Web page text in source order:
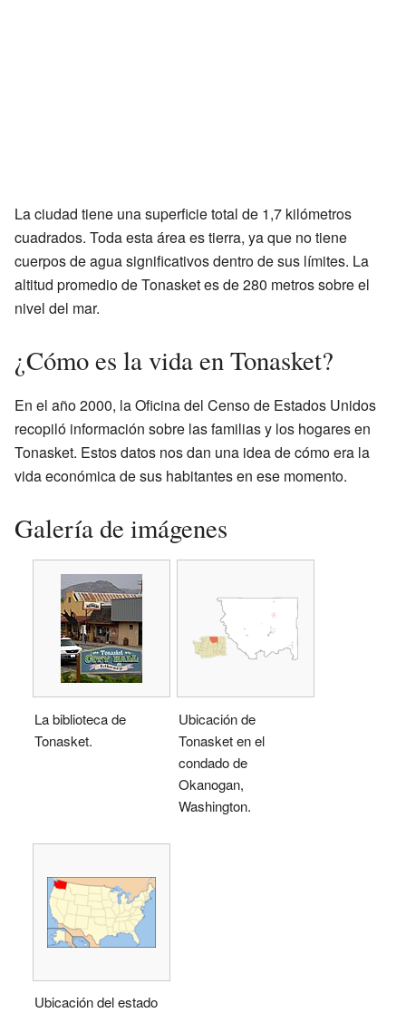
La ciudad tiene una superficie total de 1,7 kilómetros
cuadrados. Toda esta área es tierra, ya que no tiene
cuerpos de agua significativos dentro de sus límites. La
altitud promedio de Tonasket es de 280 metros sobre el
nivel del mar.
¿Cómo es la vida en Tonasket?
En el año 2000, la Oficina del Censo de Estados Unidos
recopiló información sobre las familias y los hogares en
Tonasket. Estos datos nos dan una idea de cómo era la
vida económica de sus habitantes en ese momento.
Galería de imágenes
La biblioteca de
Tonasket.
Ubicación de
Tonasket en el
condado de
Okanogan,
Washington.
Ubicación del estado